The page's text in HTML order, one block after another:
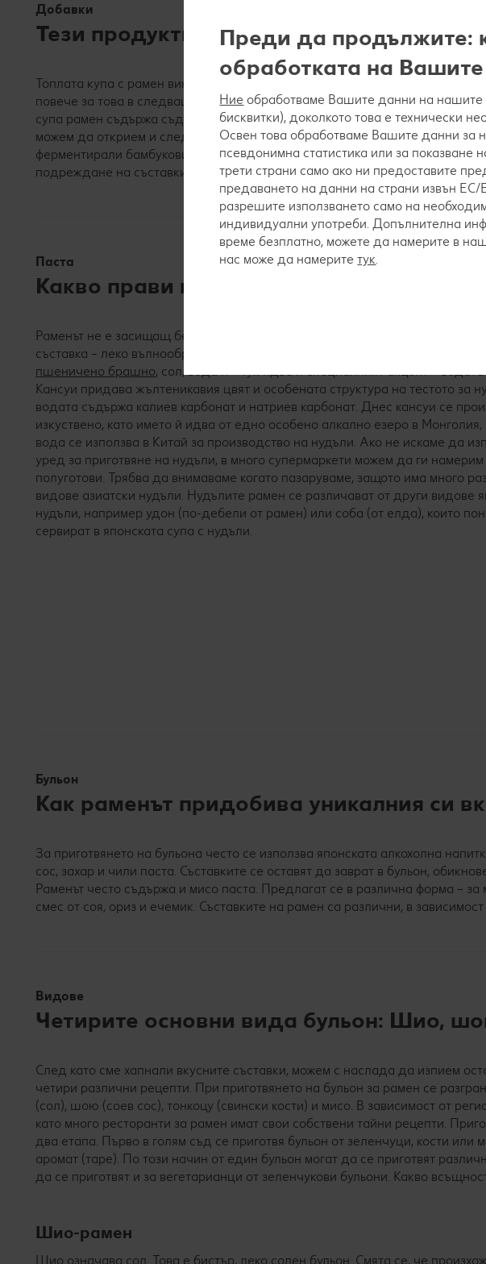
Добавки
Тези продукти влизат в състава на
Топлата купа с рамен винаги съдържа един от четирите основни
повече за това в следващия раздел. Освен бульона, важна роля играе и
супа рамен съдържа съдържа и зеленчуци като пак чой, малки царевични
можем да открием и следните съставки:гъби, класическото за рамен
ферментирали бамбукови издънки (менма), кимчи и листа от водорасли.
подреждане на съставките, за да бъде раменът наслада не само за
Паста
Какво прави нудълите за рамен толкова
Раменът не е засищащ без гъстата си част. Ето защо е толкова важна
съставка – леко вълнообразните японски нудъли рамен. Те се приготвят от
пшеничено брашно, сол, вода и – тук идва и специалният акцент – водата
Кансуи придава жълтеникавия цвят и особената структура на тестото за
водата съдържа калиев карбонат и натриев карбонат. Днес кансуи се
изкуствено, като името й идва от едно особено алкално езеро в Монголия,
вода се използва в Китай за производство на нудъли. Ако не искаме да
уред за приготвяне на нудъли, в много супермаркети можем да ги намерим
полуготови. Трябва да внимаваме когато пазаруваме, защото има много
видове азиатски нудъли. Нудълите рамен се различават от други видове
нудъли, например удон (по-дебели от рамен) или соба (от елда), които
сервират в японската супа с нудъли.
Бульон
Как раменът придобива уникалния си
За приготвянето на бульона често се използва японската алкохолна
сос, захар и чили паста. Съставките се оставят да заврат в бульон,
Раменът често съдържа и мисо паста. Предлагат се в различна форма –
смес от соя, ориз и ечемик. Съставките на рамен са различни, в
Видове
Четирите основни вида бульон: Шио,
След като сме хапнали вкусните съставки, можем с наслада да изпием
четири различни рецепти. При приготвянето на бульон за рамен се
(сол), шою (соев сос), тонкоцу (свински кости) и мисо. В зависимост от
като много ресторанти за рамен имат свои собствени тайни рецепти.
два етапа. Първо в голям съд се приготвя бульон от зеленчуци, кости или
аромат (таре). По този начин от един бульон могат да се приготвят
да се приготвят и за вегетарианци от зеленчукови бульони. Какво
Шио-рамен
Шио означава сол. Това е бистър, леко солен бульон. Смята се, че
Преди да продължите:
обработката на
Ние обработваме Вашите данни на нашите
бисквитки), доколкото това е технически
Освен това обработваме Вашите данни за
псевдонимна статистика или за
трети страни само ако ни предоставите
предаването на данни на страни извън
разрешите използването само на
индивидуални употреби. Допълнителна
време безплатно, можете да намерите в
нас може да намеритетук.